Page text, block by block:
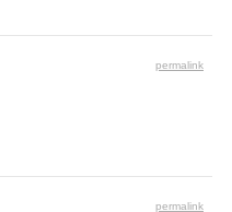
permalink
permalink